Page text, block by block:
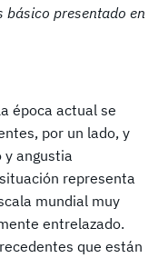
presentado en
época actual se
por un lado, y
angustia
representa
mundial muy
entrelazado.
que están